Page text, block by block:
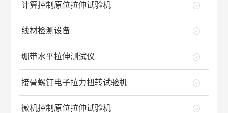
计算控制原位拉伸试验机
线材检测设备
绷带水平拉伸测试仪
接骨螺钉电子拉力扭转试验机
微机控制原位拉伸试验机